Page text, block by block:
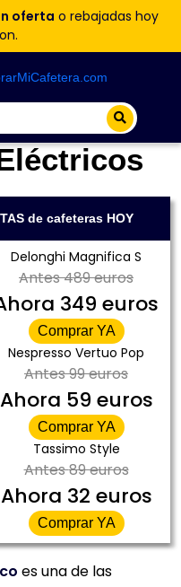
oferta o rebajadas hoy
de cafeteras HOY
Delonghi Magnifica S
Antes489 euros
349 euros
Comprar YA
Nespresso Vertuo Pop
Antes99 euros
Ahora 59 euros
Comprar YA
Tassimo Style
Antes89 euros
Ahora 32 euros
Comprar YA
es una de las